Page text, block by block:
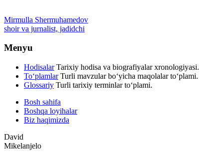
Mirmulla Shermuhamedov
shoir va jurnalist, jadidchi
Menyu
Hodisalar Tarixiy hodisa va biografiyalar xronologiyasi.
To‘plamlar Turli mavzular bo‘yicha maqolalar to‘plami.
Glossariy Turli tarixiy terminlar to‘plami.
Bosh sahifa
Boshqa loyihalar
Biz haqimizda
David
Mikelanjelo